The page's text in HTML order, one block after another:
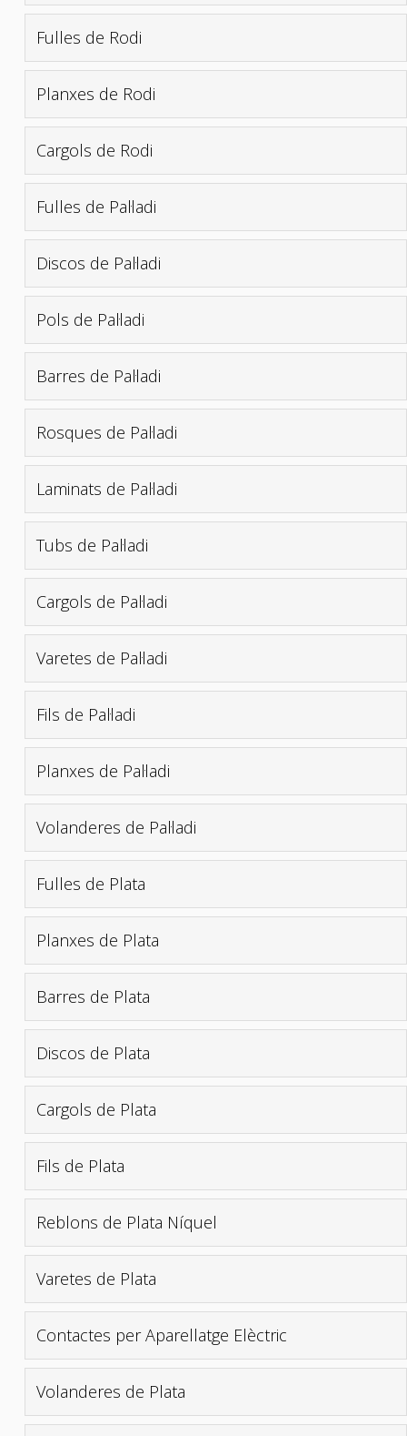
Fulles de Rodi
Planxes de Rodi
Cargols de Rodi
Fulles de Pal·ladi
Discos de Pal·ladi
Pols de Pal·ladi
Barres de Pal·ladi
Rosques de Pal·ladi
Laminats de Pal·ladi
Tubs de Pal·ladi
Cargols de Pal·ladi
Varetes de Pal·ladi
Fils de Pal·ladi
Planxes de Pal·ladi
Volanderes de Pal·ladi
Fulles de Plata
Planxes de Plata
Barres de Plata
Discos de Plata
Cargols de Plata
Fils de Plata
Reblons de Plata Níquel
Varetes de Plata
Contactes per Aparellatge Elèctric
Volanderes de Plata